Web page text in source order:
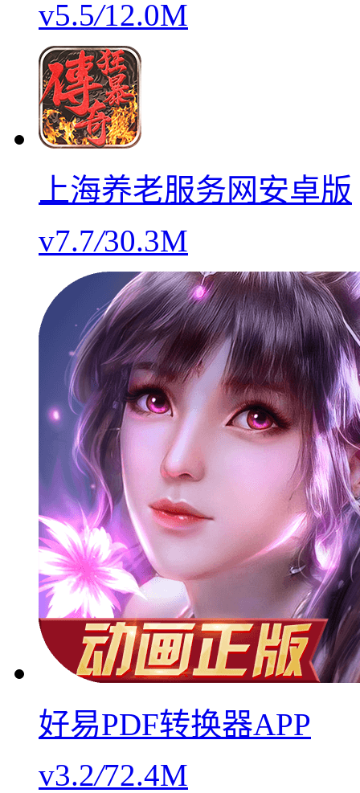
v5.5/12.0M
上海养老服务网安卓版
v7.7/30.3M
好易PDF转换器APP
v3.2/72.4M